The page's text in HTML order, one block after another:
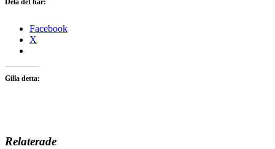
Facebook
X
Gilla detta:
Relaterade